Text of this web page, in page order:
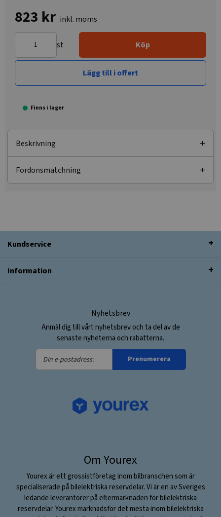
823 kr inkl. moms
st Köp
Lägg till i offert
Finns i lager
Beskrivning
Fordonsmatchning
Kundservice
Information
Nyhetsbrev
Anmäl dig till vårt nyhetsbrev och ta del av de
senaste nyheterna och rabatterna.
Din
e-
Prenumerera
Om Yourex
Yourex är ett grossistföretag inom bilbranschen som är
specialiserade på bilelektriska reservdelar. Vi är en av Sveriges
ledande leverantörer på eftermarknaden för bilelektriska
reservdelar. Yourex marknadsför det mesta inom bilelektriska